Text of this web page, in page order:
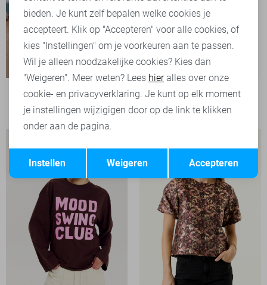
Noisy may T-shirt
26,99
Terug Opslaan
bieden. Je kunt zelf bepalen welke cookies je
accepteert. Klik op "Accepteren" voor alle cookies, of
kies "Instellingen" om je voorkeuren aan te passen.
Wil je alleen noodzakelijke cookies? Kies dan
"Weigeren". Meer weten? Lees hieralles over onze
cookie- en privacyverklaring. Je kunt op elk moment
je instellingen wijzigigen door op de link te klikken
onder aan de pagina.
Accepteren
Weigeren
Instellen